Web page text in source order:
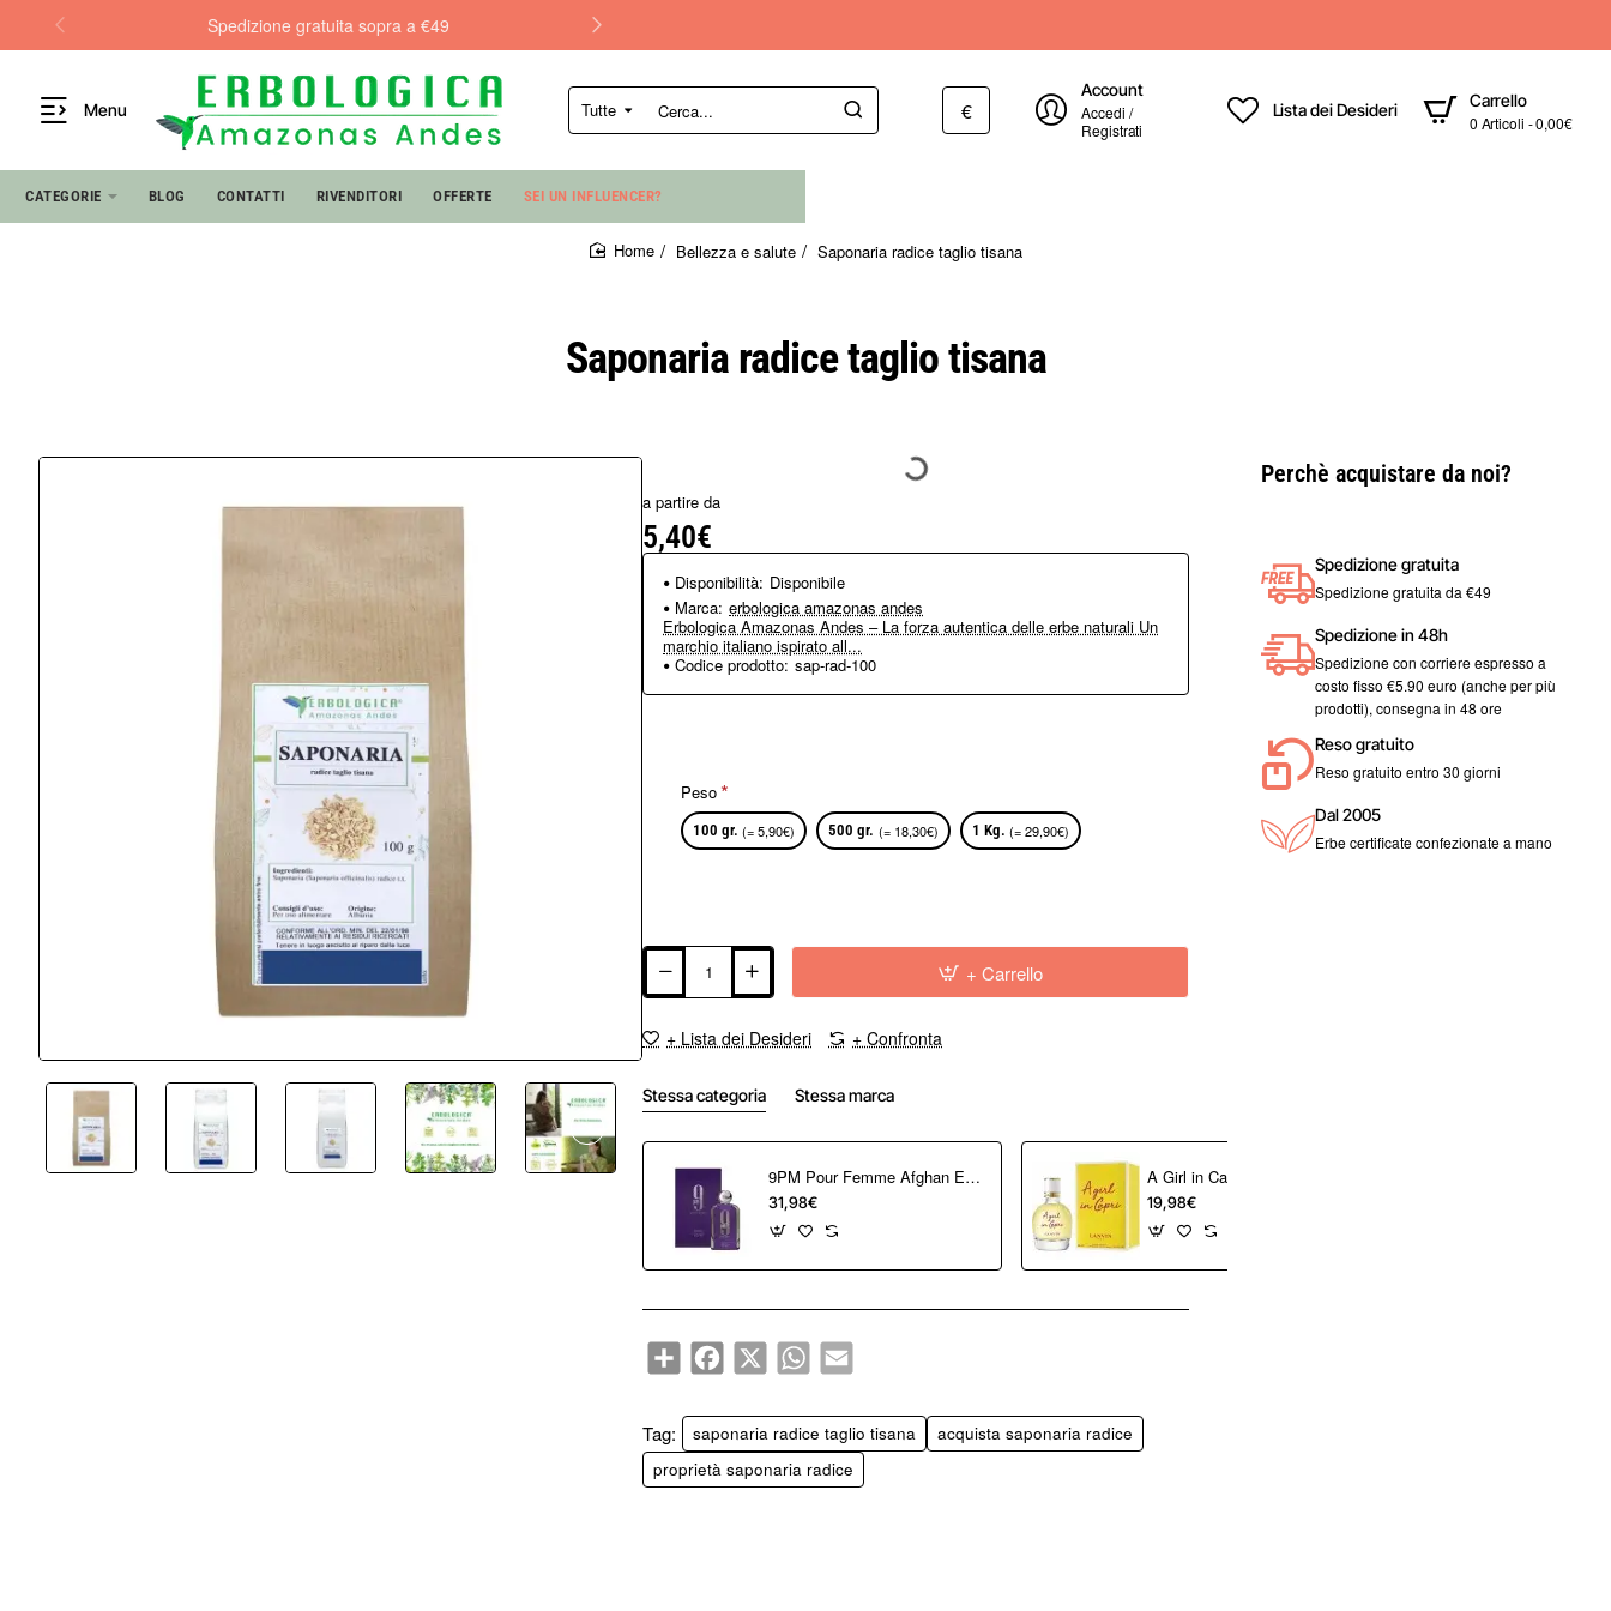
Spedizione gratuita sopra a €49
Menu Tutte
Cerca... €
Account
Accedi /
Registrati
Lista dei Desideri
Carrello
0 Articoli - 0,00€
CATEGORIE BLOG CONTATTI RIVENDITORI OFFERTE SEI UN INFLUENCER?
Saponaria radice taglio tisana
Bellezza e salute Saponaria radice taglio tisana
a partire da
5,40€
Disponibilità: Disponibile
Marca: erbologica amazonas andes
Erbologica Amazonas Andes – La forza autentica delle erbe naturali Un
marchio italiano ispirato all...
Codice prodotto: sap-rad-100
Peso
100 gr. (= 5,90€) 500 gr. (= 18,30€) 1 Kg. (= 29,90€)
+ Carrello
+ Lista dei Desideri + Confronta
Stessa categoria Stessa marca
9PM Pour Femme Afghan Eau de Parfum 100 ml
31,98€ 19,98€
ShareFacebook
X WhatsAppEmail
Tag: saponaria radice taglio tisana
acquista saponaria radice
proprietà saponaria radice
Perchè acquistare da noi?
Spedizione gratuita
Spedizione gratuita da €49
Spedizione in 48h
Spedizione con corriere espresso a
costo fisso €5.90 euro (anche per più
prodotti), consegna in 48 ore
Reso gratuito
Reso gratuito entro 30 giorni
Dal 2005
Erbe certificate confezionate a mano